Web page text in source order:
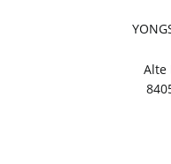
Alte